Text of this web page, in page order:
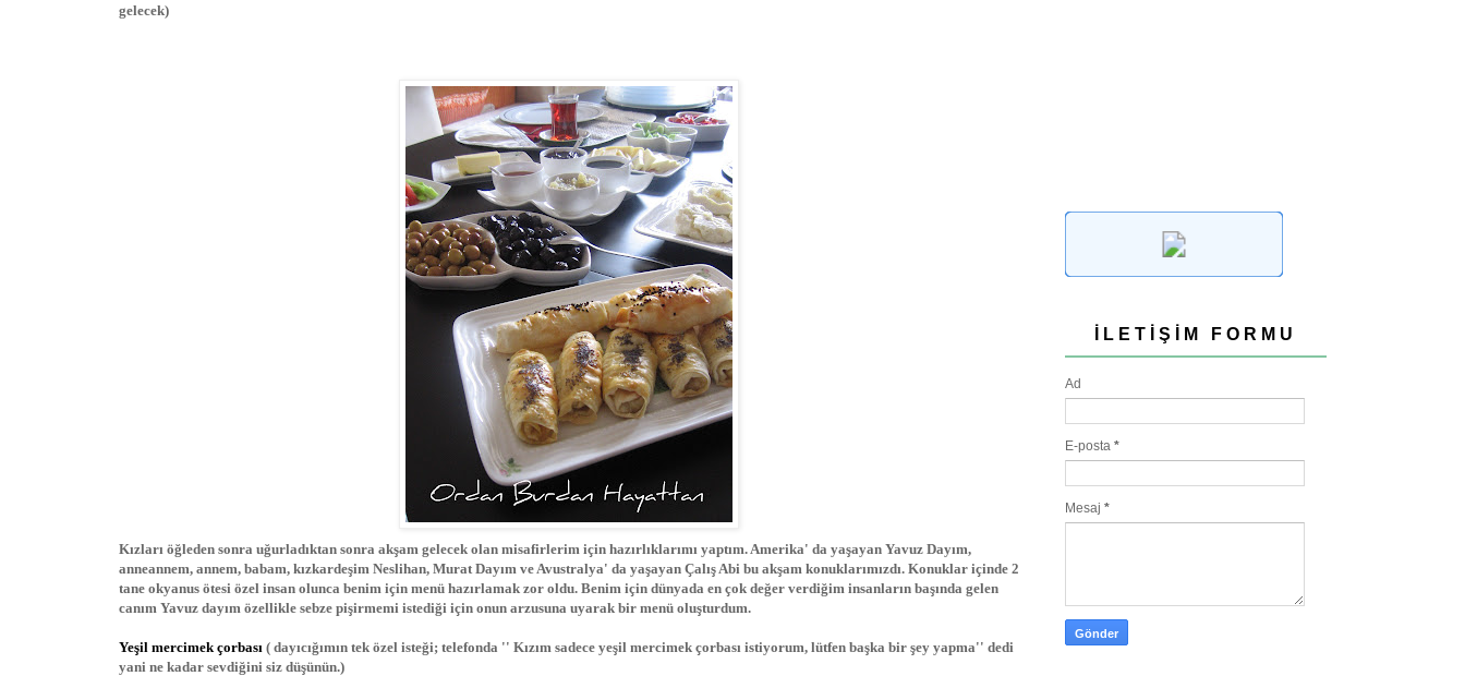
gelecek)
Kızları öğleden sonra uğurladıktan sonra akşam gelecek olan misafirlerim için hazırlıklarımı yaptım. Amerika' da yaşayan Yavuz Dayım,
anneannem, annem, babam, kızkardeşim Neslihan, Murat Dayım ve Avustralya' da yaşayan Çalış Abi bu akşam konuklarımızdı. Konuklar içinde 2
tane okyanus ötesi özel insan olunca benim için menü hazırlamak zor oldu. Benim için dünyada en çok değer verdiğim insanların başında gelen
canım Yavuz dayım özellikle sebze pişirmemi istediği için onun arzusuna uyarak bir menü oluşturdum.
Yeşil mercimek çorbası ( dayıcığımın tek özel isteği; telefonda '' Kızım sadece yeşil mercimek çorbası istiyorum, lütfen başka bir şey yapma'' dedi
yani ne kadar sevdiğini siz düşünün.)
İLETIŞIM FORMU
Ad
E-posta *
Mesaj *